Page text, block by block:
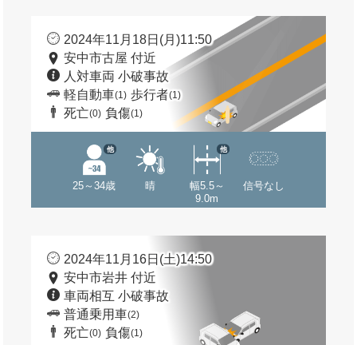
2024年11月18日(月)11:50
安中市古屋 付近
人対車両 小破事故
軽自動車(1) 歩行者(1)
死亡(0) 負傷(1)
25～34歳
他
晴
幅5.5～
9.0m
他
信号なし
2024年11月16日(土)14:50
安中市岩井 付近
車両相互 小破事故
普通乗用車(2)
死亡(0) 負傷(1)